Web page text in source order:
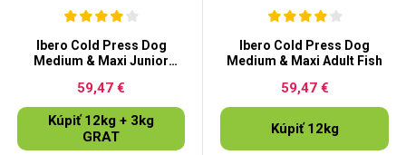
Ibero Cold Press Dog
Medium & Maxi Junior
59,47 €
Kúpiť 12kg + 3kg
GRAT
Ibero Cold Press Dog
Medium & Maxi Adult Fish
59,47 €
Kúpiť 12kg